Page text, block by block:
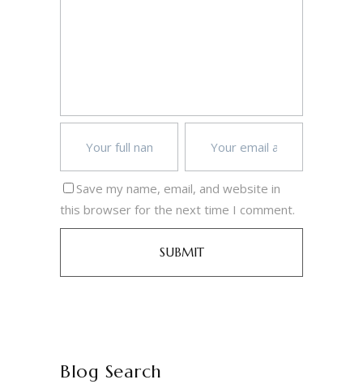
Save my name, email, and website in
this browser for the next time I comment.
Blog Search